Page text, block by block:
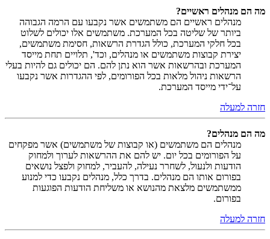
מה הם מנהלים ראשיים?
מנהלים ראשיים הם משתמשים אשר נקבעו עם הרמה הגבוהה
ביותר של שליטה בכל המערכת. משתמשים אלו יכולים לשלוט
בכל חלקי המערכת, כולל הגדרת הרשאות, חסימת משתמשים,
יצירת קבוצות משתמשים או מנהלים, וכד', תלויים תחת מייסד
המערכת ובהרשאות אשר הוא נתן להם. הם יכולים גם להיות בעלי
הרשאות ניהול מלאות בכל הפורומים, לפי ההגדרות אשר נקבעו
על־ידי מייסד המערכת.
חזרה למעלה
מה הם מנהלים?
מנהלים הם משתמשים (או קבוצות של משתמשים) אשר מפקחים
על הפורומים בכל יום. יש להם את ההרשאות לערוך ולמחוק
הודעות ולנעול, לשחרר נעילה, להעביר, למחוק ולפצל נושאים
בפורום אותו הם מנהלים. בדרך כלל, מנהלים נקבעו כדי למנוע
ממשתמשים מלצאת מהנושא או משליחת הודעות הפוגעות
בפורום.
חזרה למעלה